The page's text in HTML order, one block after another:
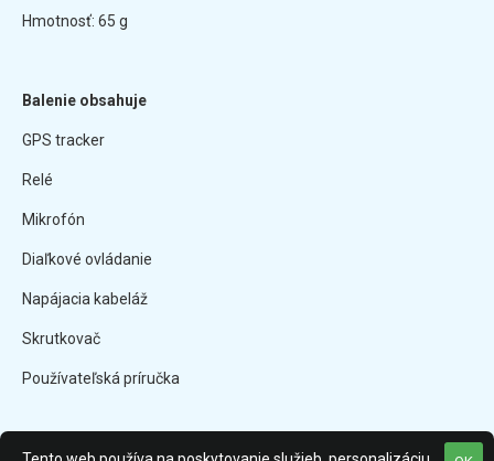
Hmotnosť: 65 g
Balenie obsahuje
GPS tracker
Relé
Mikrofón
Diaľkové ovládanie
Napájacia kabeláž
Skrutkovač
Používateľská príručka